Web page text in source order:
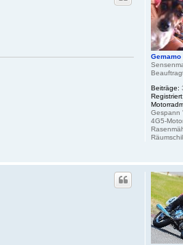
Gemamo
Beiträge:
Registriert:
Gespann
4G5-